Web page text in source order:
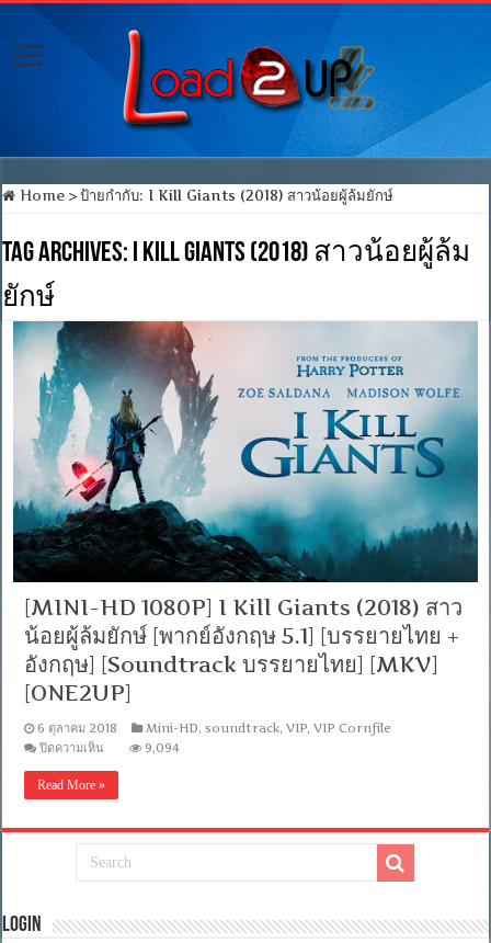
Home > ป้ายกำกับ:I Kill Giants (2018) สาวน้อยผู้ล้มยักษ์
Tag Archives: I Kill Giants (2018) สาวน้อยผู้ล้ม
ยักษ์
[MINI-HD 1080P] I Kill Giants (2018) สาว
น้อยผู้ล้มยักษ์ [พากย์อังกฤษ 5.1] [บรรยายไทย +
อังกฤษ] [Soundtrack บรรยายไทย] [MKV]
[ONE2UP]
6 ตุลาคม 2018 Mini-HD, soundtrack,VIP,VIP Cornfile
ปิดความเห็นบน
1080P]
Kill
(2018)
ล้ม
9,094
Read More »
Login